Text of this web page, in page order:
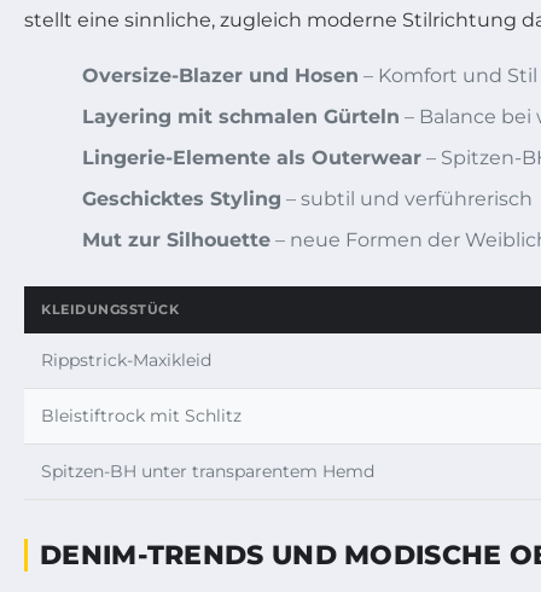
stellt eine sinnliche, zugleich moderne Stilrichtung
Oversize-Blazer und Hosen – Komfort und
Layering mit schmalen Gürteln – Balance
Lingerie-Elemente als Outerwear – Spitzen-
Geschicktes Styling – subtil und verführerisch
Mut zur Silhouette – neue Formen der
KLEIDUNGSSTÜCK
Rippstrick-Maxikleid
Bleistiftrock mit Schlitz
Spitzen-BH unter transparentem Hemd
DENIM-TRENDS UND MODISCHE